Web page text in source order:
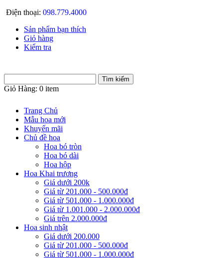
Điện thoại: 098.779.4000
Sản phẩm bạn thích
Giỏ hàng
Kiểm tra
Giỏ Hàng: 0 item
Trang Chủ
Mẫu hoa mới
Khuyến mãi
Chủ đề hoa
Hoa bó tròn
Hoa bó dài
Hoa hộp
Hoa Khai trương
Giá dưới 200k
Giá từ 201.000 - 500.000đ
Giá từ 501.000 - 1.000.000đ
Giá từ 1.001.000 - 2.000.000đ
Giá trên 2.000.000đ
Hoa sinh nhật
Giá dưới 200.000
Giá từ 201.000 - 500.000đ
Giá từ 501.000 - 1.000.000đ